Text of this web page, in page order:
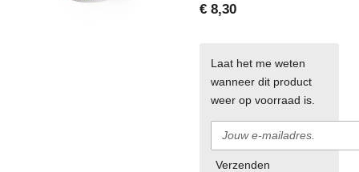
€ 8,30
Laat het me weten
wanneer dit product
weer op voorraad is.
Verzenden